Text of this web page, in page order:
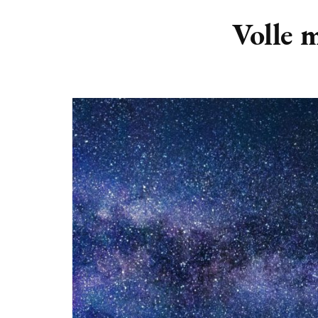
ASTROLOGIE KALENDER
Volle